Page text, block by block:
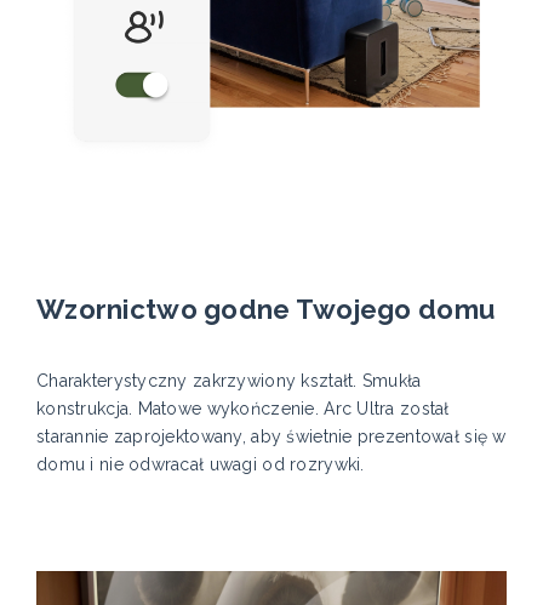
Wzornictwo godne Twojego domu
Charakterystyczny zakrzywiony kształt. Smukła
konstrukcja. Matowe wykończenie. Arc Ultra został
starannie zaprojektowany, aby świetnie prezentował się w
domu i nie odwracał uwagi od rozrywki.